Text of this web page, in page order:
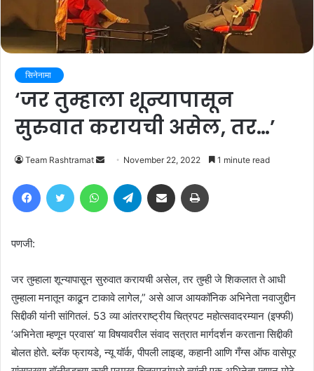
सिनेनामा
‘जर तुम्हाला शून्यापासून
सुरुवात करायची असेल, तर…’
Team Rashtramat
Send
email
November 22, 2022 1 minute read
FacebookTwitter WhatsAppTelegram Share via Email
पणजी:
जर तुम्हाला शून्यापासून सुरुवात करायची असेल, तर तुम्ही जे शिकलात ते आधी
तुम्हाला मनातून काढून टाकावे लागेल,” असे आज आयकॉनिक अभिनेता नवाजुद्दीन
सिद्दीकी यांनी सांगितलं. 53 व्या आंतरराष्ट्रीय चित्रपट महोत्सवादरम्यान (इफ्फी)
‘अभिनेता म्हणून प्रवास’ या विषयावरील संवाद सत्रात मार्गदर्शन करताना सिद्दीकी
बोलत होते. ब्लॅक फ्रायडे, न्यू यॉर्क, पीपली लाइव्ह, कहानी आणि गँग्स ऑफ वासेपूर